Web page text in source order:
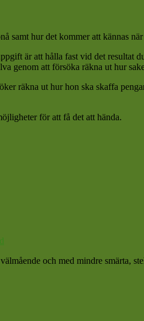
samt hur det kommer att kännas
är att hålla fast vid det resultat
genom att försöka räkna ut hur
räkna ut hur hon ska skaffa
för att få det att hända.
och med mindre smärta,